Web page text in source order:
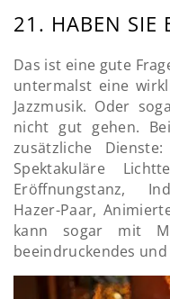
21. HABEN SIE
Das ist eine gute
untermalst eine
Jazzmusik. Oder
nicht gut gehen.
zusätzliche
Spektakuläre
Eröffnungstanz,
Hazer-Paar,
kann sogar mit
beeindruckendes